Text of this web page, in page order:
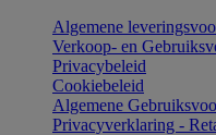
Algemene
Verkoop- en
Privacybeleid
Cookiebeleid
Algemene
Privacyverklaring -